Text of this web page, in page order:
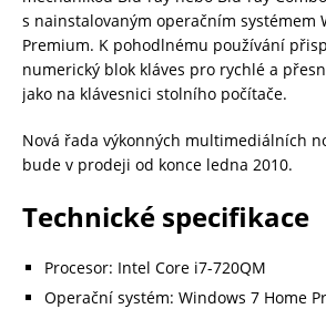
s nainstalovaným operačním systémem
Premium. K pohodlnému používání
numerický blok kláves pro rychlé a
jako na klávesnici stolního počítače.
Nová řada výkonných multimediálních
bude v prodeji od konce ledna 2010.
Technické specifikace
Procesor: Intel Core i7-720QM
Operační systém: Windows 7 Home